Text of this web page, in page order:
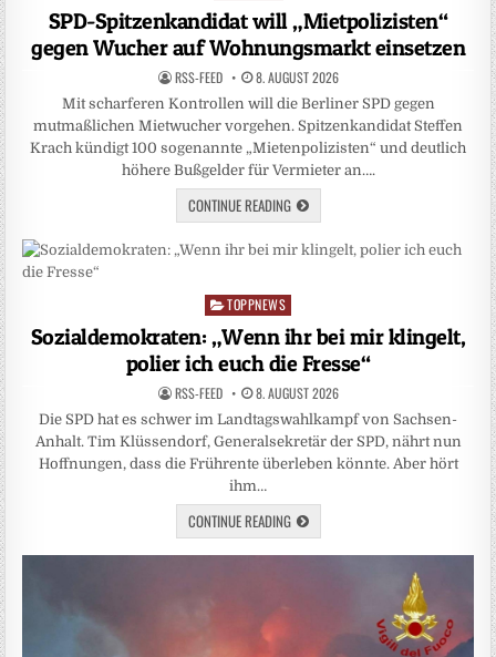
in
SPD-Spitzenkandidat will „Mietpolizisten“
gegen Wucher auf Wohnungsmarkt einsetzen
RSS-FEED 8. AUGUST 2026
Mit scharferen Kontrollen will die Berliner SPD gegen
mutmaßlichen Mietwucher vorgehen. Spitzenkandidat Steffen
Krach kündigt 100 sogenannte „Mietenpolizisten“ und deutlich
höhere Bußgelder für Vermieter an….
CONTINUE READING
Posted
TOPPNEWS
Sozialdemokraten: „Wenn ihr bei mir klingelt,
polier ich euch die Fresse“
RSS-FEED 8. AUGUST 2026
Die SPD hat es schwer im Landtagswahlkampf von Sachsen-
Anhalt. Tim Klüssendorf, Generalsekretär der SPD, nährt nun
Hoffnungen, dass die Frührente überleben könnte. Aber hört
ihm…
CONTINUE READING